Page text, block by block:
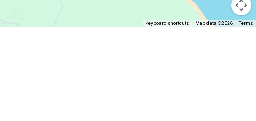
Keyboard shortcuts Map data ©2026 Terms